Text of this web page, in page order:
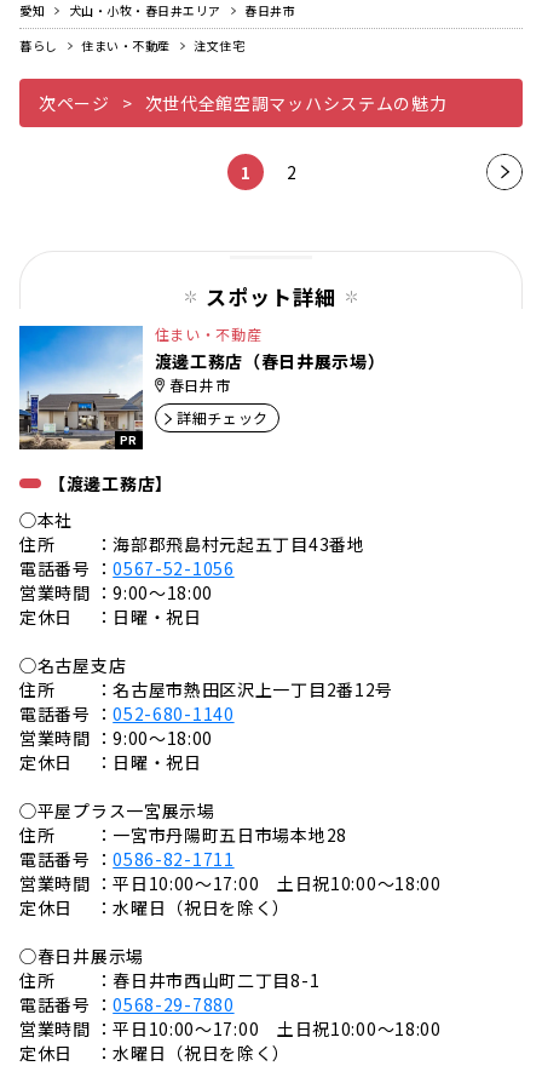
愛知 犬山・小牧・春日井エリア
春日井市
暮らし
住まい・不動産 注文住宅
次ページ 次世代全館空調マッハシステムの魅力
1 2
次の
スポット詳細
PR
住まい・不動産
渡邊工務店（春日井展示場）
春日井市
詳細チェック
【渡邊工務店】
◯本社
住所 ：海部郡飛島村元起五丁目43番地
電話番号 ：0567-52-1056
営業時間 ：9:00〜18:00
定休日 ：日曜・祝日
◯名古屋支店
住所 ：名古屋市熱田区沢上一丁目2番12号
電話番号 ：052-680-1140
営業時間 ：9:00〜18:00
定休日 ：日曜・祝日
◯平屋プラス一宮展示場
住所 ：一宮市丹陽町五日市場本地28
電話番号 ：0586-82-1711
営業時間 ：平日10:00～17:00 土日祝10:00～18:00
定休日 ：水曜日（祝日を除く）
◯春日井展示場
住所 ：春日井市西山町二丁目8-1
電話番号 ：0568-29-7880
営業時間 ：平日10:00～17:00 土日祝10:00～18:00
定休日 ：水曜日（祝日を除く）